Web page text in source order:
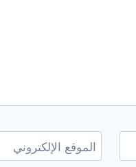
الموقع الإلكتروني